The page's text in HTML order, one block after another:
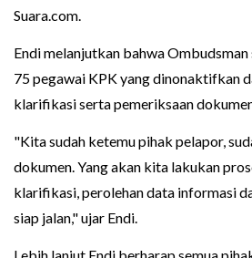
Suara.com.
Endi melanjutkan bahwa
75 pegawai KPK yang dinonaktifkan
klarifikasi serta pemeriksaan
"Kita sudah ketemu pihak pelapor,
dokumen. Yang akan kita lakukan
klarifikasi, perolehan data informasi
siap jalan," ujar Endi.